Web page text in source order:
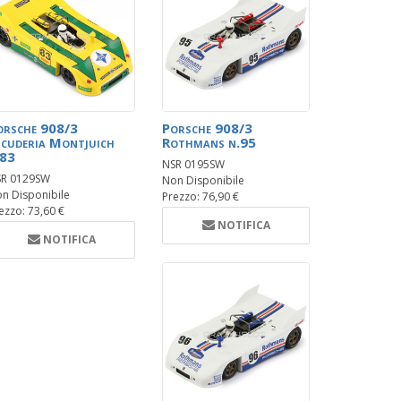
908/3
Montjuich
0129SW
Disponibile
73,60 €
NOTIFICA
Porsche 908/3
Rothmans n.95
NSR 0195SW
Non Disponibile
Prezzo: 76,90 €
NOTIFICA